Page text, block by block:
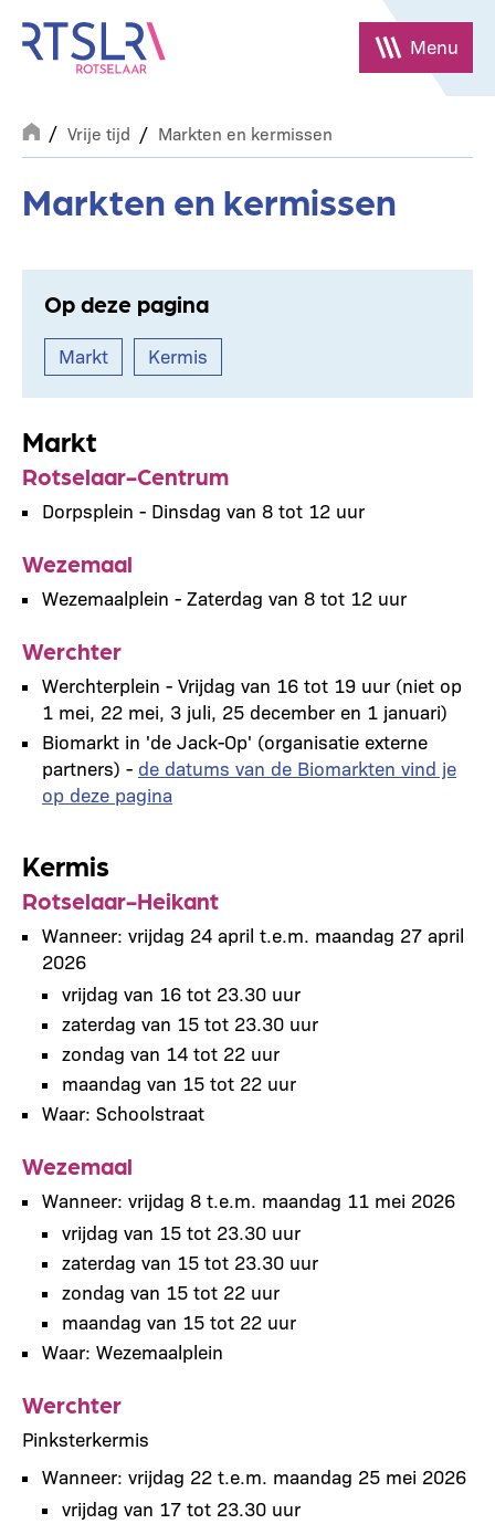
naar
inhoud
gaan
Menu
Breadcrumb
Vrije tijd Markten en kermissen
Markten en kermissen
Op deze pagina
Markt Kermis
Markt
Rotselaar-Centrum
Dorpsplein - Dinsdag van 8 tot 12 uur
Wezemaal
Wezemaalplein - Zaterdag van 8 tot 12 uur
Werchter
Werchterplein - Vrijdag van 16 tot 19 uur (niet op
1 mei, 22 mei, 3 juli, 25 december en 1 januari)
Biomarkt in 'de Jack-Op' (organisatie externe
partners) - de datums van de Biomarkten vind je
op deze pagina
Kermis
Rotselaar-Heikant
Wanneer: vrijdag 24 april t.e.m. maandag 27 april
2026
vrijdag van 16 tot 23.30 uur
zaterdag van 15 tot 23.30 uur
zondag van 14 tot 22 uur
maandag van 15 tot 22 uur
Waar: Schoolstraat
Wezemaal
Wanneer: vrijdag 8 t.e.m. maandag 11 mei 2026
vrijdag van 15 tot 23.30 uur
zaterdag van 15 tot 23.30 uur
zondag van 15 tot 22 uur
maandag van 15 tot 22 uur
Waar: Wezemaalplein
Werchter
Pinksterkermis
Wanneer: vrijdag 22 t.e.m. maandag 25 mei 2026
vrijdag van 17 tot 23.30 uur